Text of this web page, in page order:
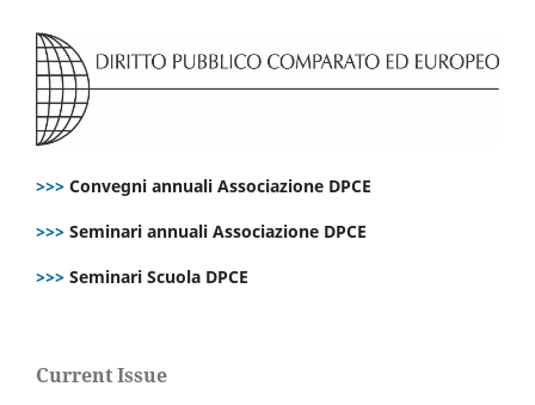
>>> Convegni annuali Associazione DPCE
>>> Seminari annuali Associazione DPCE
>>> Seminari Scuola DPCE
Current Issue